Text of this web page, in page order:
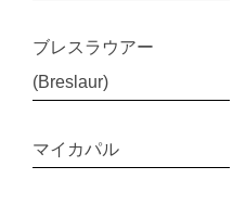
ブレスラウアー
(Breslaur)
マイカパル